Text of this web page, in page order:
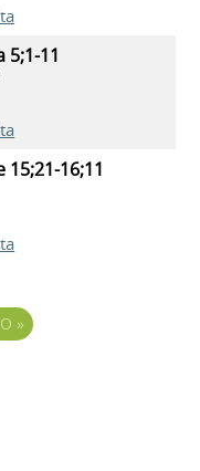
5;1-11
15;21-16;11
»